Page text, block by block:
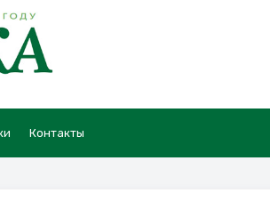
Контакты